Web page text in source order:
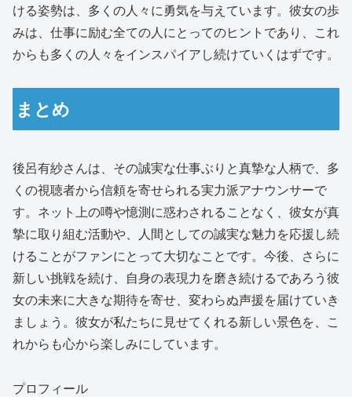
ける姿勢は、多くの人々に勇気を与えています。彼女の歩
みは、仕事に励む全ての人にとってのヒントであり、これ
からも多くの人々をインスパイアし続けていくはずです。
まとめ
後呂有紗さんは、その誠実な仕事ぶりと真摯な人柄で、多
くの視聴者から信頼を寄せられる実力派アナウンサーで
す。ネット上の噂や憶測に惑わされることなく、彼女が真
摯に取り組む活動や、人間としての誠実な魅力を応援し続
けることがファンにとって大切なことです。今後、さらに
新しい挑戦を続け、自身の表現力を磨き続けるであろう彼
女の未来に大きな期待を寄せ、変わらぬ声援を届けていき
ましょう。彼女が私たちに見せてくれる新しい景色を、こ
れからも心から楽しみにしています。
プロフィール